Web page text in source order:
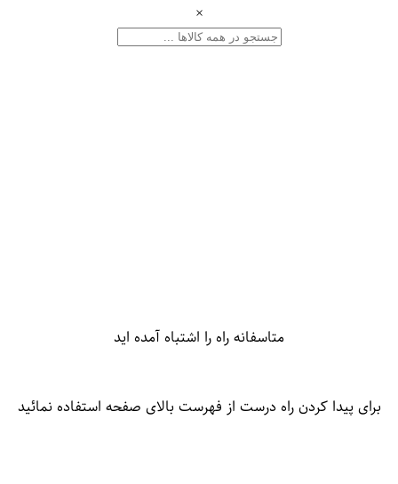
×
متاسفانه راه را اشتباه آمده اید
برای پیدا کردن راه درست از فهرست بالای صفحه استفاده نمائید